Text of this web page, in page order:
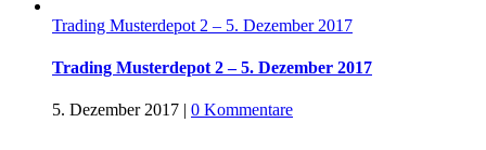
Trading Musterdepot 2 – 5. Dezember 2017
Trading Musterdepot 2 – 5. Dezember 2017
5. Dezember 2017 | 0 Kommentare